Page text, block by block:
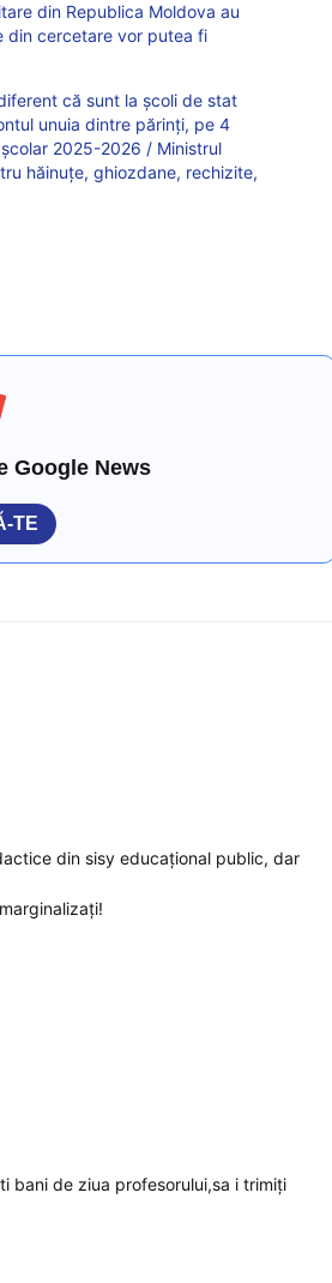
din Republica Moldova au
din cercetare vor putea fi
că sunt la școli de stat
unuia dintre părinți, pe 4
2025-2026 / Ministrul
hăinuțe, ghiozdane, rechizite,
Google News
TE
din sisy educațional public, dar
bani de ziua profesorului,sa i trimiți